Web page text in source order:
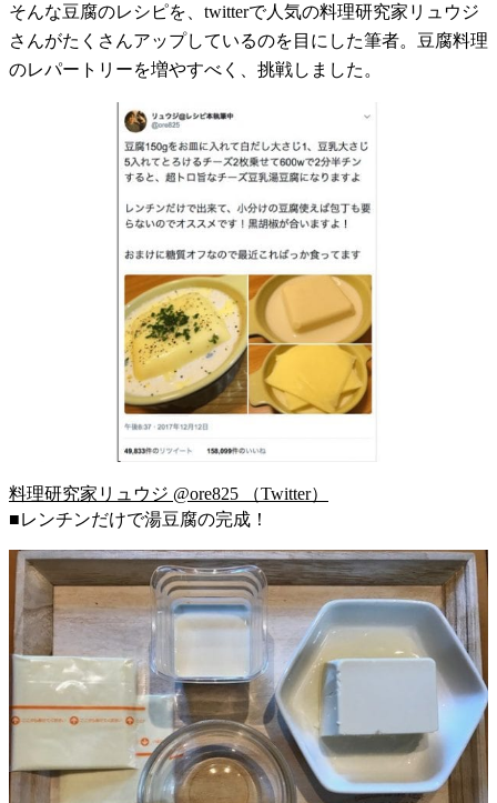
そんな豆腐のレシピを、twitterで人気の料理研究家リュウジ
さんがたくさんアップしているのを目にした筆者。豆腐料理
のレパートリーを増やすべく、挑戦しました。
料理研究家リュウジ @ore825 （Twitter）
■レンチンだけで湯豆腐の完成！